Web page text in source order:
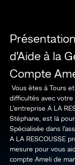
d'Aide à la
Compte
difficultés avec votre
L'entreprise A LA
Stéphane, est là
Spécialisée dans
A LA RESCOUSSE
mesure pour vous
compte Ameli de